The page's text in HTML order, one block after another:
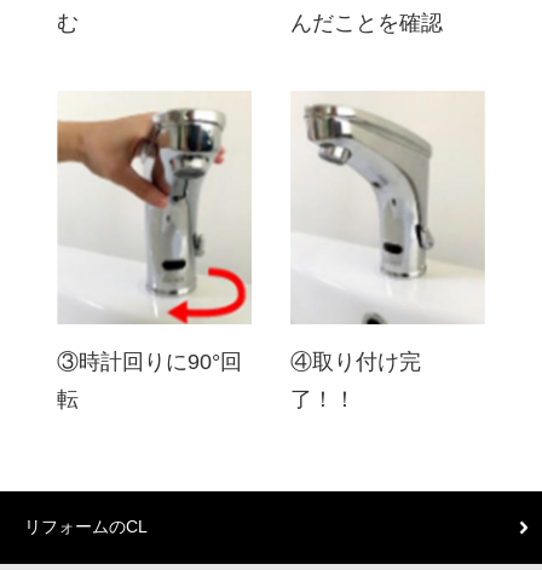
む
んだことを確認
③時計回りに90°回
転
④取り付け完
了！！
リフォームのCL